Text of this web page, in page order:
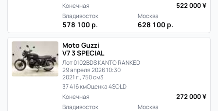
продаж
в
Японии
Конечная
522 000 ¥
Владивосток
578 100 р.
Москва
628 100 р.
Moto Guzzi
V7 3 SPECIAL
Лот 0102BDS KANTO RANKED
29 апреля 2026 10:30
2021 г., 750 см3
37 416 кмОценка 4SOLD
Конечная
272 000 ¥
Владивосток Москва